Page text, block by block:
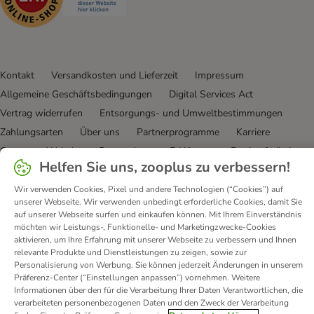
Kontakt Versandkosten und Lieferzeit
Impressum
Allgemeine Geschäftsbedingungen
Digital Services Act
Vertrag widerrufen
Entsorgungs- und Umweltbestimmungen
Zahlungsarten
Über uns Partnerprogramme
Karriere
Corporate Website
Datenschutz Erklärung zur Barrierefreiheit
© zooplus SE
Helfen Sie uns, zooplus zu verbessern!
Wir verwenden Cookies, Pixel und andere Technologien (“Cookies”) auf
unserer Webseite. Wir verwenden unbedingt erforderliche Cookies, damit Sie
auf unserer Webseite surfen und einkaufen können. Mit Ihrem Einverständnis
möchten wir Leistungs-, Funktionelle- und Marketingzwecke-Cookies
aktivieren, um Ihre Erfahrung mit unserer Webseite zu verbessern und Ihnen
relevante Produkte und Dienstleistungen zu zeigen, sowie zur
Personalisierung von Werbung. Sie können jederzeit Änderungen in unserem
Präferenz-Center (“Einstellungen anpassen”) vornehmen. Weitere
Informationen über den für die Verarbeitung Ihrer Daten Verantwortlichen, die
verarbeiteten personenbezogenen Daten und den Zweck der Verarbeitung